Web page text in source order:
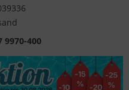
9970-400